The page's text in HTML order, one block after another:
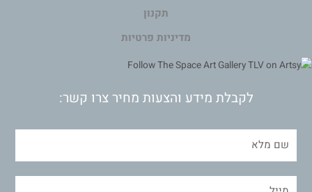
תקנון
מדיניות פרטיות
לקבלת מידע והצעות מחיר צרו קשר: